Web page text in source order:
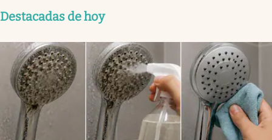
Destacadas de hoy